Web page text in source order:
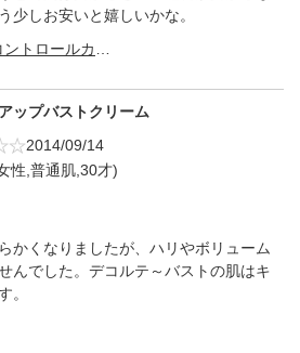
少しお安いと嬉しいかな。
ップバストクリーム
2014/09/14
性,普通肌,30才)
かくなりましたが、ハリやボリューム
んでした。デコルテ～バストの肌はキ
。